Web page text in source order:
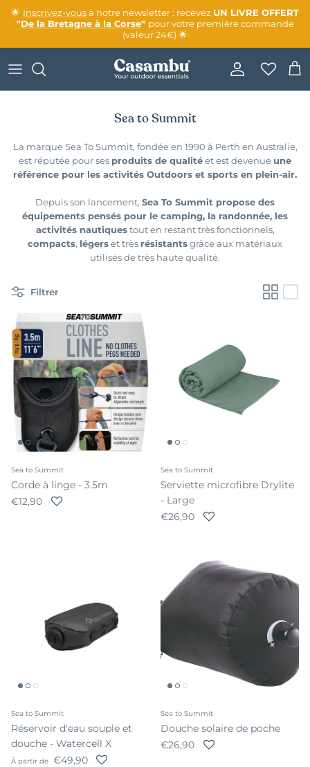
Aller au contenu
🌟 Inscrivez-vousà notre newsletter : recevez UN LIVRE OFFERT
"De la Bretagne à la Corse" pour votre première commande
(valeur 24€) 🌟
Compte
Sea to Summit
La marque Sea To Summit, fondée en 1990 à Perth en Australie,
est réputée pour ses produits de qualitéet est devenue une
référence pour les activités Outdoors et sports en plein-air.
Depuis son lancement, Sea To Summit propose des
équipements pensés pour le camping, la randonnée, les
activités nautiquestout en restant très fonctionnels,
compacts, légerset très résistantsgrâce aux matériaux
utilisés de très haute qualité.
Filtrer
Sea to Summit
Corde à linge - 3.5m
Prix habituel
€12,90
Sea to Summit
Serviette microfibre Drylite
- Large
Prix habituel
€26,90
Sea to Summit
Réservoir d'eau souple et
douche - Watercell X
Prix habituel
À partir de €49,90
Sea to Summit
Douche solaire de poche
Prix habituel
€26,90